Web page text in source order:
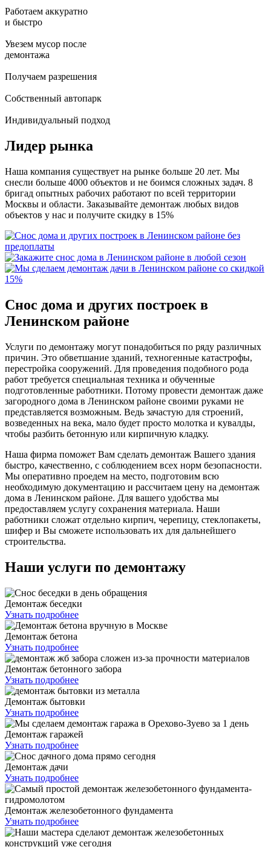
Работаем аккуратно
и быстро
Увезем мусор после
демонтажа
Получаем разрешения
Собственный автопарк
Индивидуальный подход
Лидер рынка
Наша компания существует на рынке больше 20 лет. Мы
снесли больше 4000 объектов и не боимся сложных задач. 8
бригад опытных рабочих работают по всей территории
Москвы и области. Заказывайте демонтаж любых видов
объектов у нас и получите скидку в 15%
Снос дома и других построек в
Ленинском районе
Услуги по демонтажу могут понадобиться по ряду различных
причин. Это обветшание зданий, техногенные катастрофы,
перестройка сооружений. Для проведения подобного рода
работ требуется специальная техника и обученные
подготовленные работники. Потому провести демонтаж даже
загородного дома в Ленинском районе своими руками не
представляется возможным. Ведь зачастую для строений,
возведенных на века, мало будет просто молотка и кувалды,
чтобы разбить бетонную или кирпичную кладку.
Наша фирма поможет Вам сделать демонтаж Вашего здания
быстро, качественно, с соблюдением всех норм безопасности.
Мы оперативно проедем на место, подготовим всю
необходимую документацию и рассчитаем цену на демонтаж
дома в Ленинском районе. Для вашего удобства мы
предоставляем услугу сохранения материала. Наши
работники сложат отдельно кирпич, черепицу, стеклопакеты,
шифер и Вы сможете использовать их для дальнейшего
строительства.
Наши услуги по демонтажу
Демонтаж беседки
Узнать подробнее
Демонтаж бетона
Узнать подробнее
Демонтаж бетонного забора
Узнать подробнее
Демонтаж бытовки
Узнать подробнее
Демонтаж гаражей
Узнать подробнее
Демонтаж дачи
Узнать подробнее
Демонтаж железобетонного фундамента
Узнать подробнее